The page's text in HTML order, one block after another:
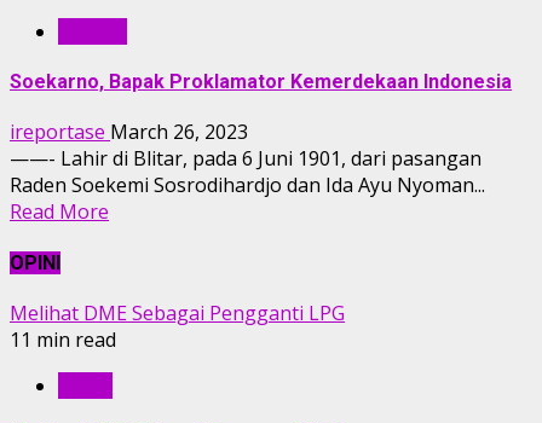
Soekarno, Bapak Proklamator Kemerdekaan Indonesia
ireportase March 26, 2023
——- Lahir di Blitar, pada 6 Juni 1901, dari pasangan
Raden Soekemi Sosrodihardjo dan Ida Ayu Nyoman...
Read More
OPINI
Melihat DME Sebagai Pengganti LPG
11 min read